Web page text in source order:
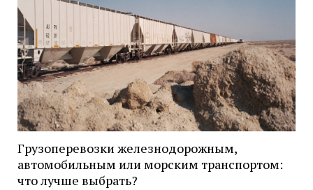
Грузоперевозки железнодорожным,
автомобильным или морским транспортом:
что лучше выбрать?